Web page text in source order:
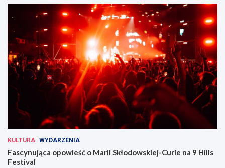
KULTURA WYDARZENIA
Fascynująca opowieść o Marii Skłodowskiej-Curie na 9 Hills
Festival